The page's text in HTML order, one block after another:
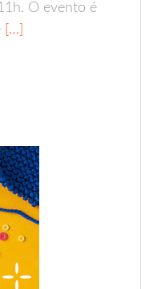
O evento é
[…]